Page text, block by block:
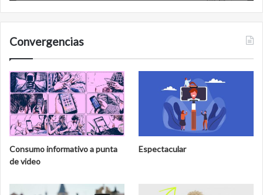
Convergencias
Consumo informativo a punta
de video
Espectacular